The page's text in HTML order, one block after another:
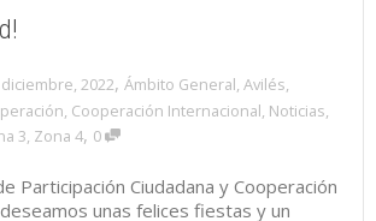
diciembre, 2022, Ámbito General Avilés
Cooperación Internacional Noticias
3 Zona 4, 0
Participación Ciudadana y Cooperación
unas felices fiestas y un